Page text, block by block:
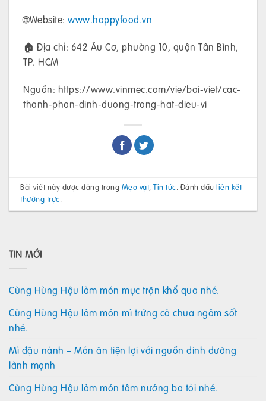
🌐Website: www.happyfood.vn
🏠 Địa chỉ: 642 Âu Cơ, phường 10, quận Tân Bình,
TP. HCM
Nguồn: https://www.vinmec.com/vie/bai-viet/cac-
thanh-phan-dinh-duong-trong-hat-dieu-vi
Bài viết này được đăng trong Mẹo vặt,Tin tức. Đánh dấuliên kết
thường trực.
TIN MỚI
Cùng Hùng Hậu làm món mực trộn khổ qua nhé.
Cùng Hùng Hậu làm món mì trứng cà chua ngâm sốt
nhé.
Mì đậu nành – Món ăn tiện lợi với nguồn dinh dưỡng
lành mạnh
Cùng Hùng Hậu làm món tôm nướng bơ tỏi nhé.